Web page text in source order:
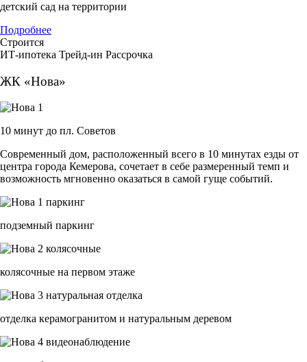
детский сад на территории
Подробнее
Строится
ИТ-ипотека Трейд-ин Рассрочка
ЖК «Нова»
10 минут до пл. Советов
Современный дом, расположенный всего в 10 минутах езды от
центра города Кемерова, сочетает в себе размеренный темп и
возможность мгновенно оказаться в самой гуще событий.
подземный паркинг
колясочные на первом этаже
отделка керамогранитом и натуральным деревом